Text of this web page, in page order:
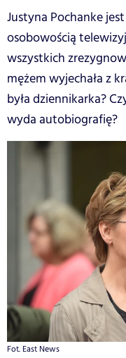
Justyna Pochanke
osobowością
wszystkich
mężem wyjechała z
była dziennikarka?
wyda autobiografię?
Fot. East News